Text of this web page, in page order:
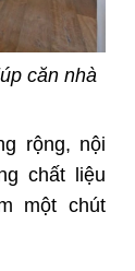
căn nhà
rộng, nội
chất liệu
một chút